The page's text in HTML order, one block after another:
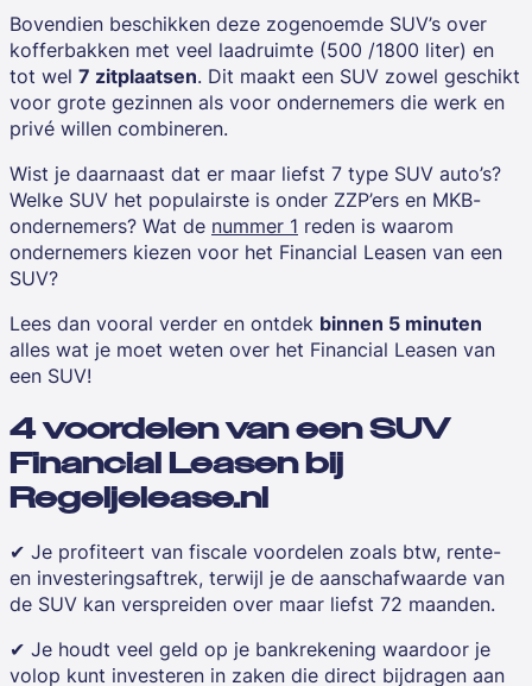
Bovendien beschikken deze zogenoemde SUV’s over
kofferbakken met veel laadruimte (500 /1800 liter) en
tot wel 7 zitplaatsen. Dit maakt een SUV zowel geschikt
voor grote gezinnen als voor ondernemers die werk en
privé willen combineren.
Wist je daarnaast dat er maar liefst 7 type SUV auto’s?
Welke SUV het populairste is onder ZZP’ers en MKB-
ondernemers? Wat de nummer 1 reden is waarom
ondernemers kiezen voor het Financial Leasen van een
SUV?
Lees dan vooral verder en ontdek binnen 5 minuten
alles wat je moet weten over het Financial Leasen van
een SUV!
4 voordelen van een SUV
Financial Leasen bij
Regeljelease.nl
✔ Je profiteert van fiscale voordelen zoals btw, rente-
en investeringsaftrek, terwijl je de aanschafwaarde van
de SUV kan verspreiden over maar liefst 72 maanden.
✔ Je houdt veel geld op je bankrekening waardoor je
volop kunt investeren in zaken die direct bijdragen aan